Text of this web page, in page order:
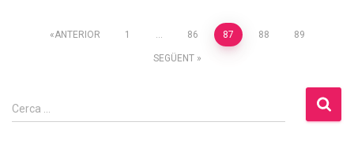
Paginació
les
ANTERIOR 1 … 86 87 88 89
SEGÜENT
C
e
Cerca …